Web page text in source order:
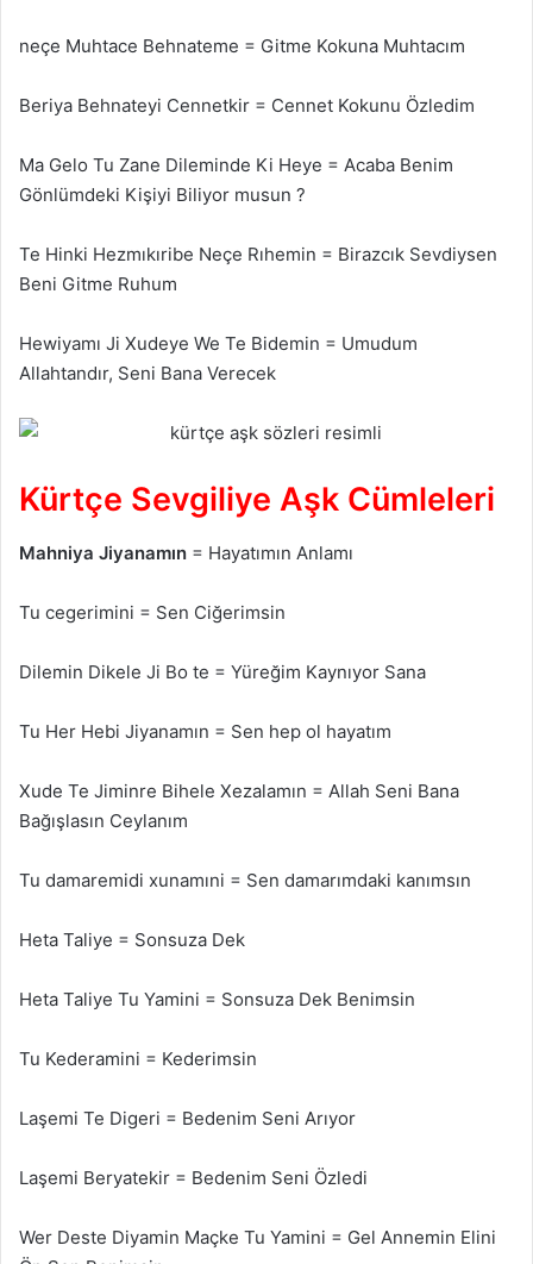
neçe Muhtace Behnateme = Gitme Kokuna Muhtacım
Beriya Behnateyi Cennetkir = Cennet Kokunu Özledim
Ma Gelo Tu Zane Dileminde Ki Heye = Acaba Benim
Gönlümdeki Kişiyi Biliyor musun ?
Te Hinki Hezmıkıribe Neçe Rıhemin = Birazcık Sevdiysen
Beni Gitme Ruhum
Hewiyamı Ji Xudeye We Te Bidemin = Umudum
Allahtandır, Seni Bana Verecek
Kürtçe Sevgiliye Aşk Cümleleri
Mahniya Jiyanamın = Hayatımın Anlamı
Tu cegerimini = Sen Ciğerimsin
Dilemin Dikele Ji Bo te = Yüreğim Kaynıyor Sana
Tu Her Hebi Jiyanamın = Sen hep ol hayatım
Xude Te Jiminre Bihele Xezalamın = Allah Seni Bana
Bağışlasın Ceylanım
Tu damaremidi xunamıni = Sen damarımdaki kanımsın
Heta Taliye = Sonsuza Dek
Heta Taliye Tu Yamini = Sonsuza Dek Benimsin
Tu Kederamini = Kederimsin
Laşemi Te Digeri = Bedenim Seni Arıyor
Laşemi Beryatekir = Bedenim Seni Özledi
Wer Deste Diyamin Maçke Tu Yamini = Gel Annemin Elini